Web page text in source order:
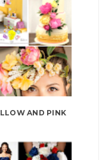
AND PINK